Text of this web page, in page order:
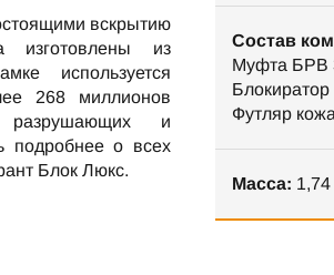
вскрытию
изготовлены из
используется
268 миллионов
и
подробнее о всех
Блок Люкс.
Состав
Муфта БРВ
Футляр
Масса: 1,74